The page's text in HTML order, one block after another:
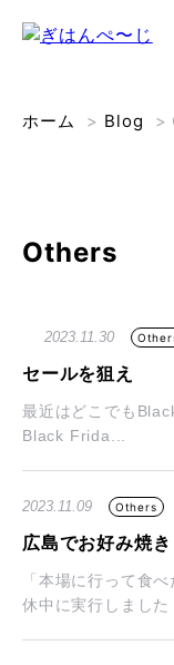
ホーム > Blog >
Others
2023.11.30
セールを狙え
最近はどこでも
Black Frida...
2023.11.09 Others
広島でお好み焼き
「本場に行って食
休中に実行しまし